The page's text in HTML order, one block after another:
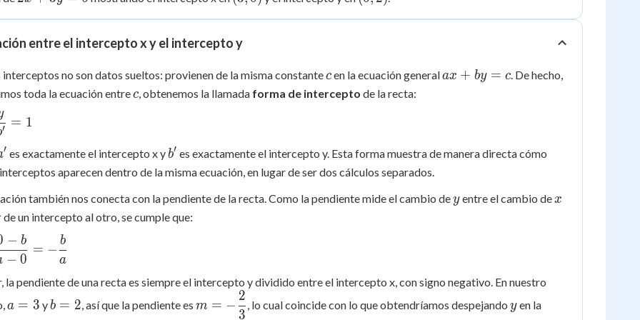
= entre el intercepto x y el intercepto y
interceptos no son datos sueltos: provienen de la misma constantec
cen la ecuación generalax
ax + by = c . De hecho,
toda la ecuación entrec
c , obtenemos la llamada forma de intercepto de la recta:
1
′ = 1
′ es exactamente el intercepto x yb'
b′ es exactamente el intercepto y. Esta forma muestra de manera directa cómo
aparecen dentro de la misma ecuación, en lugar de ser dos cálculos separados.
también nos conecta con la pendiente de la recta. Como la pendiente mide el cambio dey
yentre el cambio de x
x
de un intercepto al otro, se cumple que:
-
− 0
− b
= −
a
b
la pendiente de una recta es siempre el intercepto y dividido entre el intercepto x, con signo negativo. En nuestro
a = 3 y b
b = 2, así que la pendiente es
\dfrac{2}
m = −
3
2
, lo cual coincide con lo que obtendríamos despejando yen la